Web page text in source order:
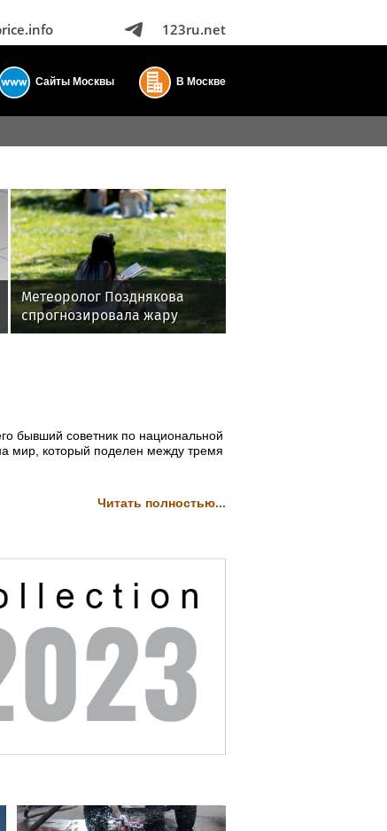
123ru.net
Сайты Москвы В Москве
Метеоролог Позднякова
спрогнозировала жару
до +31 градуса в Москве
бывший советник по национальной
мир, который поделен между тремя
Читать полностью...